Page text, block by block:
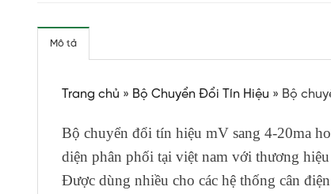
Mô tả
Trang chủ » Bộ Chuyển Đổi Tín Hiệu » Bộ
Bộ chuyển đổi tín hiệu mV sang 4-20ma
diện phân phối tại việt nam với thương
Được dùng nhiều cho các hệ thống cân